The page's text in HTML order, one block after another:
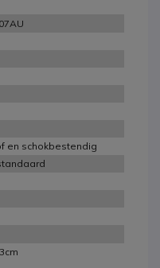
en schokbestendig